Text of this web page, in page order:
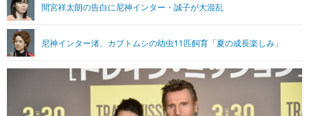
間宮祥太朗の告白に尼神インター・誠子が大混乱
尼神インター渚、カブトムシの幼虫11匹飼育「夏の成長楽しみ」